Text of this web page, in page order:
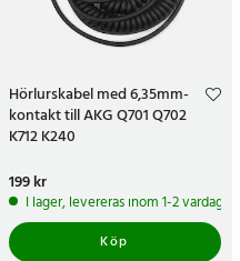
Hörlurskabel med 6,35mm-
kontakt till AKG Q701 Q702
K712 K240
Pris:199 kr
199 kr
I lager, levereras inom 1-2 vardagar
Köp